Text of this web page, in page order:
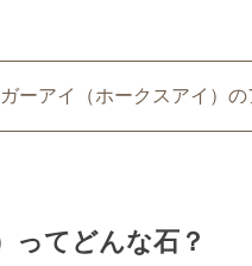
ーアイ（ホークスアイ）
ってどんな石？